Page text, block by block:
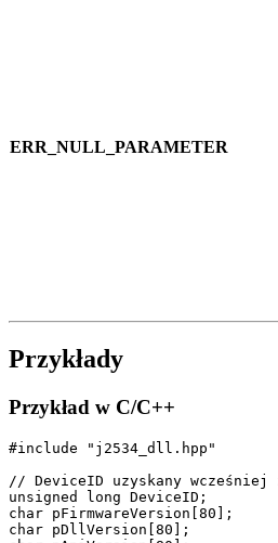
ERR_NULL_PARAMETER
Przykłady
Przykład w C/C++
#include "j2534_dll.hpp"
// DeviceID uzyskany wcześniej z
unsigned long DeviceID;
char pFirmwareVersion[80];
char pDllVersion[80];